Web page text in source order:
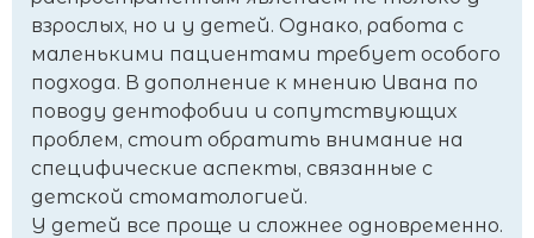
взрослых, но и у детей. Однако, работа с
маленькими пациентами требует особого
подхода. В дополнение к мнению Ивана по
поводу дентофобии и сопутствующих
проблем, стоит обратить внимание на
специфические аспекты, связанные с
детской стоматологией.
У детей все проще и сложнее одновременно.